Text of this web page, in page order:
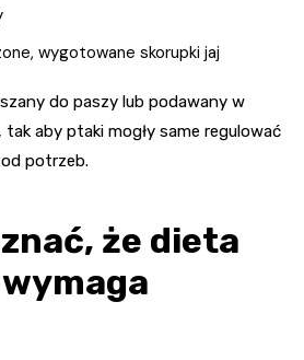
wygotowane skorupki jaj
do paszy lub podawany w
aby ptaki mogły same regulować
potrzeb.
że dieta